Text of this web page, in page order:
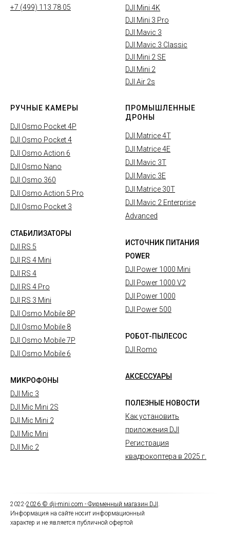
+7 (499) 113 78 05
DJI Mini 4K
DJI Mini 3 Pro
DJI Mavic 3
DJI Mavic 3 Classic
DJI Mini 2 SE
DJI Mini 2
DJI Air 2s
РУЧНЫЕ КАМЕРЫ
DJI Osmo Pocket 4P
DJI Osmo Pocket 4
DJI Osmo Action 6
DJI Osmo Nano
DJI Osmo 360
DJI Osmo Action 5 Pro
DJI Osmo Pocket 3
СТАБИЛИЗАТОРЫ
DJI RS 5
DJI RS 4 Mini
DJI RS 4
DJI RS 4 Pro
DJI RS 3 Mini
DJI Osmo Mobile 8P
DJI Osmo Mobile 8
DJI Osmo Mobile 7P
DJI Osmo Mobile 6
МИКРОФОНЫ
DJI Mic 3
DJI Mic Mini 2S
DJI Mic Mini 2
DJI Mic Mini
DJI Mic 2
ПРОМЫШЛЕННЫЕ
ДРОНЫ
DJI Matrice 4T
DJI Matrice 4E
DJI Mavic 3T
DJI Mavic 3E
DJI Matrice 30T
DJI Mavic 2 Enterprise
Advanced
ИСТОЧНИК ПИТАНИЯ
POWER
DJI Power 1000 Mini
DJI Power 1000 V2
DJI Power 1000
DJI Power 500
РОБОТ-ПЫЛЕСОС
DJI Romo
АКСЕССУАРЫ
ПОЛЕЗНЫЕ НОВОСТИ
Как установить
приложения DJI
Регистрация
квадрокоптера в 2025 г.
2022-2026 © dji-mini.com - Фирменный магазин DJI .
Информация на сайте носит информационный
характер и не является публичной офертой